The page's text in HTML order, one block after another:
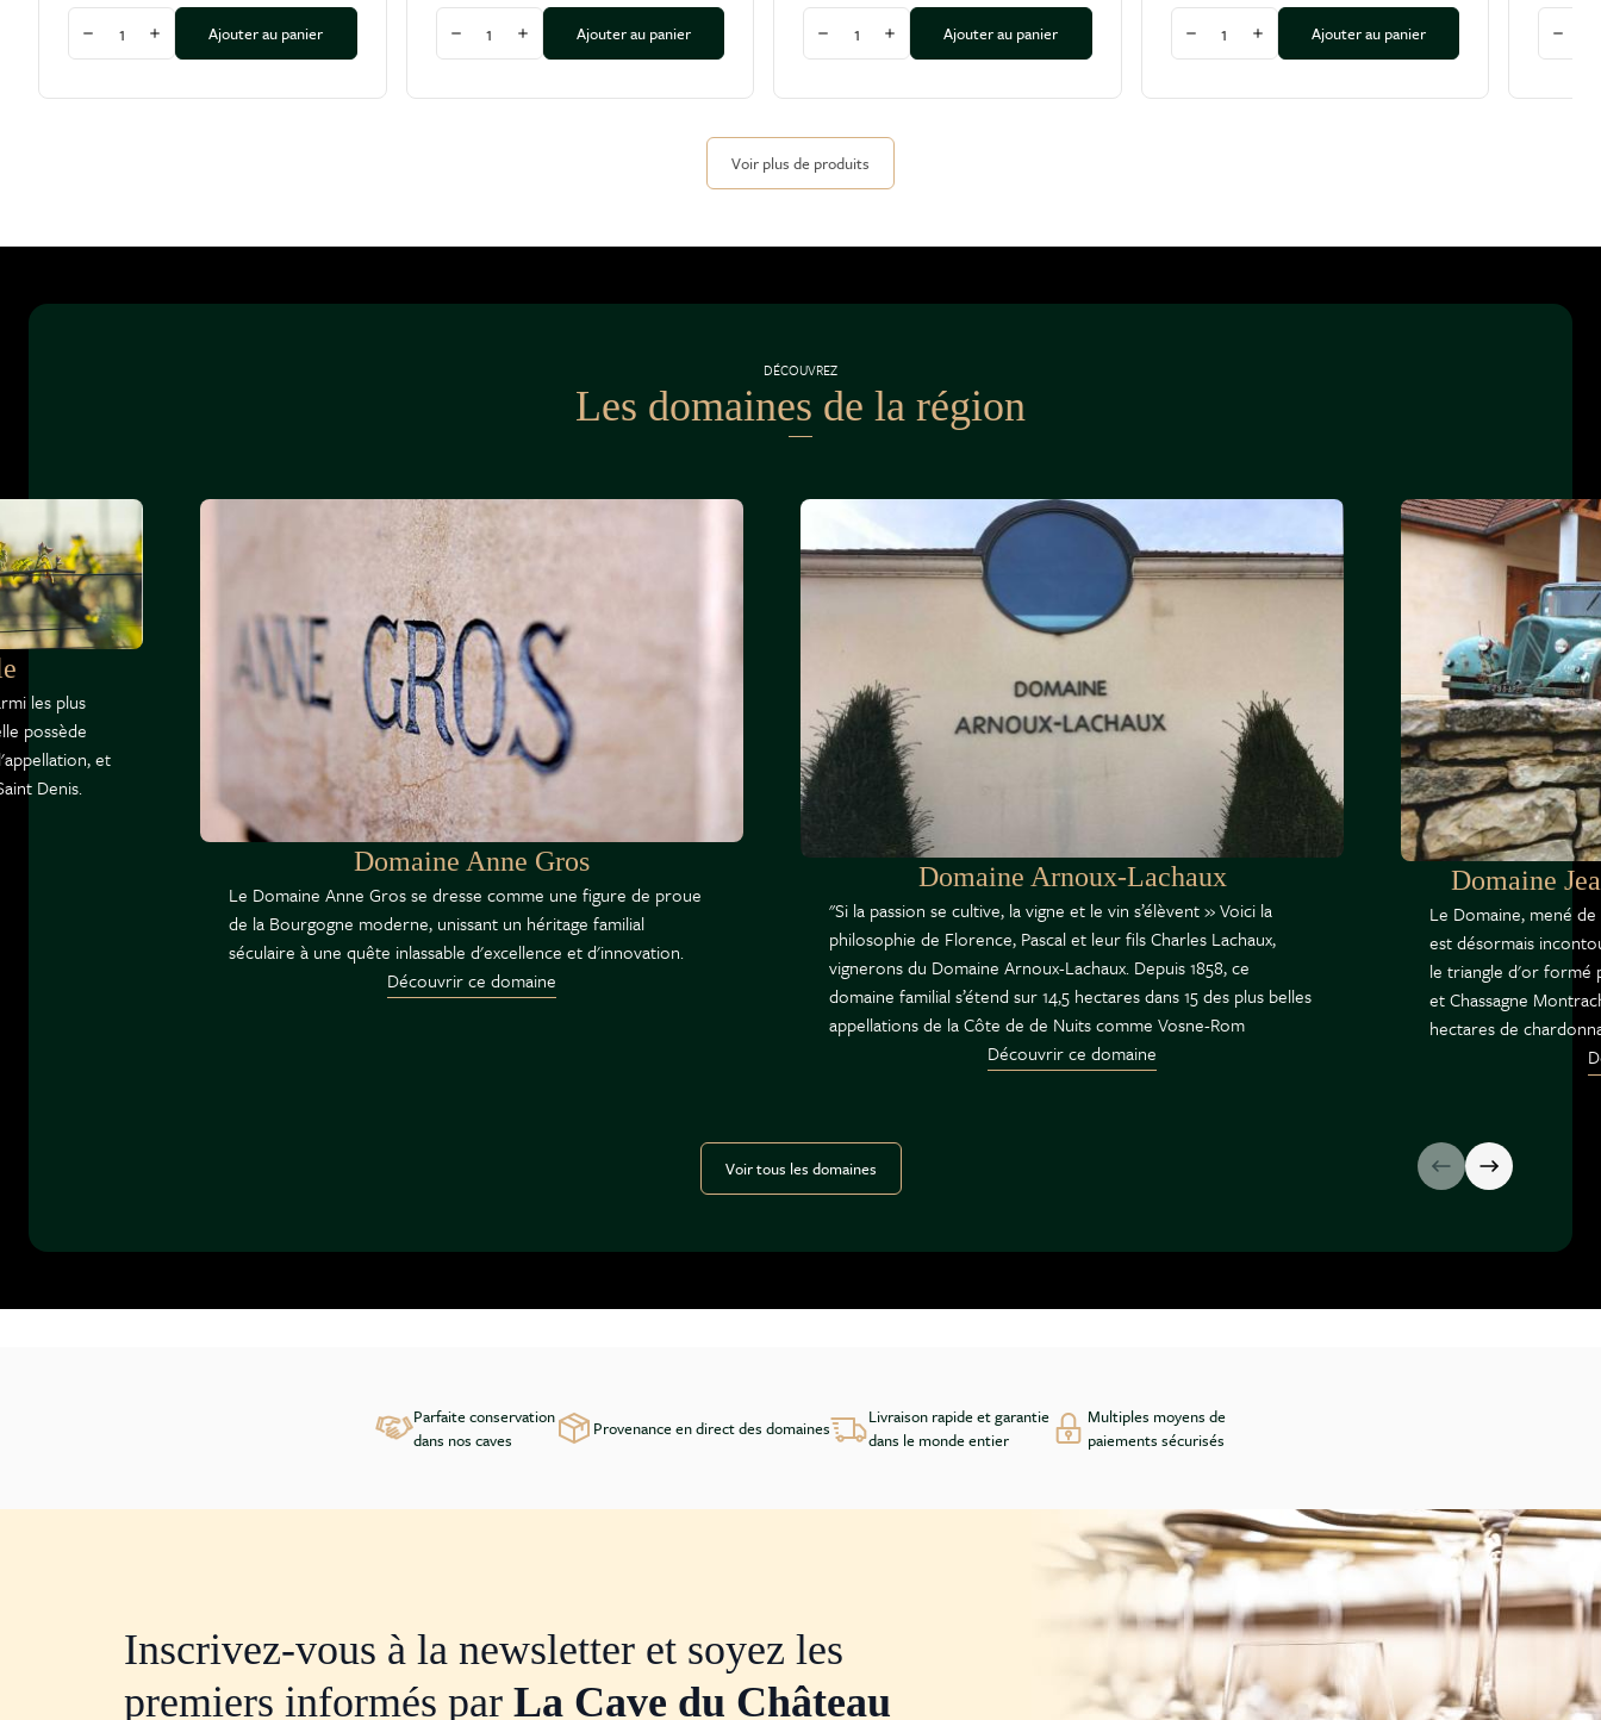
Diminuer la quantité
Augmenter la quantité
Ajouter au panier
Diminuer la quantité
Augmenter la quantité
Ajouter au panier
Diminuer la quantité
Augmenter la quantité
Ajouter au panier
Diminuer la quantité
Augmenter la quantité
Ajouter au panier
Voir plus de produits
DÉCOUVREZ
Les domaines de la région
les plus
possède
et
Denis.
Domaine Anne Gros
Le Domaine Anne Gros se dresse comme une figure de proue
de la Bourgogne moderne, unissant un héritage familial
séculaire à une quête inlassable d'excellence et d'innovation.
Découvrir ce domaine
Domaine Arnoux-Lachaux
"Si la passion se cultive, la vigne et le vin s’élèvent » Voici la
philosophie de Florence, Pascal et leur fils Charles Lachaux,
vignerons du Domaine Arnoux-Lachaux. Depuis 1858, ce
domaine familial s’étend sur 14,5 hectares dans 15 des plus belles
appellations de la Côte de de Nuits comme Vosne-Rom
Découvrir ce domaine
Domaine
Le Domaine, mené
est désormais
le triangle d'or formé
et Chassagne
hectares de
Voir tous les domaines
Parfaite conservation
dans nos caves
Provenance en direct des domaines
Livraison rapide et garantie
dans le monde entier
Multiples moyens de
paiements sécurisés
Inscrivez-vous à la newsletter et soyez les
premiers informés par La Cave du Château